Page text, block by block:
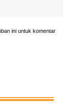
ini untuk komentar